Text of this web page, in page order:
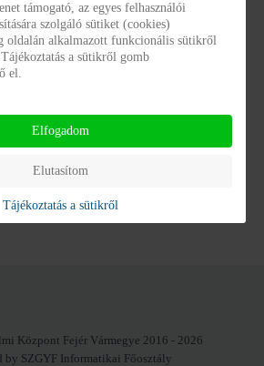
2017-00003
egy produktív életstílus kialakítására,
Központ és Területi
Központ Fejér Vármegye 2016 - 2026
by SZGYF Informatikai Főosztály
támogató, az egyes felhasználói
szolgáló sütiket (cookies)
oldalán alkalmazott funkcionális sütikről
a sütikről gomb
el.
Elfogadom
Elutasítom
Tájékoztatás a sütikről